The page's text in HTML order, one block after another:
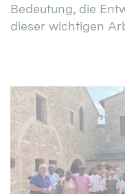
Bedeutung, die
dieser wichtigen